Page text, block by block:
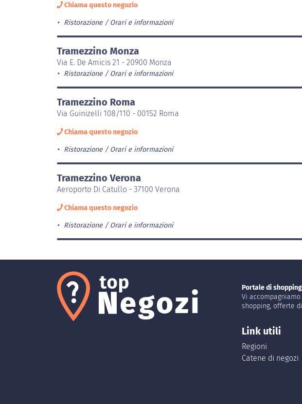
Chiama questo negozio
Ristorazione Orari e informazioni
Tramezzino Monza
Via E. De Amicis 21 - 20900 Monza
Ristorazione Orari e informazioni
Tramezzino Roma
Via Guinizelli 108/110 - 00152 Roma
Chiama questo negozio
Ristorazione Orari e informazioni
Tramezzino Verona
Aeroporto Di Catullo - 37100 Verona
Chiama questo negozio
Ristorazione Orari e informazioni
Portale di
Vi
shopping, offerte
Link utili
Regioni
Catene di negozi